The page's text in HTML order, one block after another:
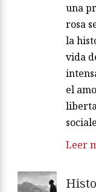
una
rosa
la
vida
el
Leer